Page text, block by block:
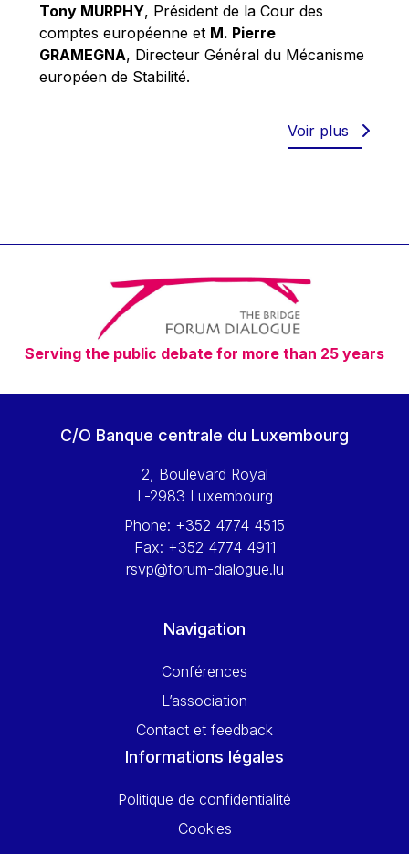
Richard Pelly
Robert Goebbels
Robert REYNDERS
Timothy Radcliffe
Vaclav Klaus
Vassilios Skouris
Vítor Manuel da Silva Caldeira
Viviane Reding
Walter Hagg
Wolfgang Ketterle
Yossi Beillin
Yves FRANCHET
Tony MURPHY, Président de la Cour des
comptes européenne et M. Pierre
GRAMEGNA, Directeur Général du Mécanisme
européen de Stabilité.
Voir plus
Serving the public debate for more than 25 years
C/O Banque centrale du Luxembourg
2, Boulevard Royal
L-2983 Luxembourg
Phone: +352 4774 4515
Fax: +352 4774 4911
rsvp@forum-dialogue.lu
Navigation
Conférences
L’association
Contact et feedback
Informations légales
Politique de confidentialité
Cookies